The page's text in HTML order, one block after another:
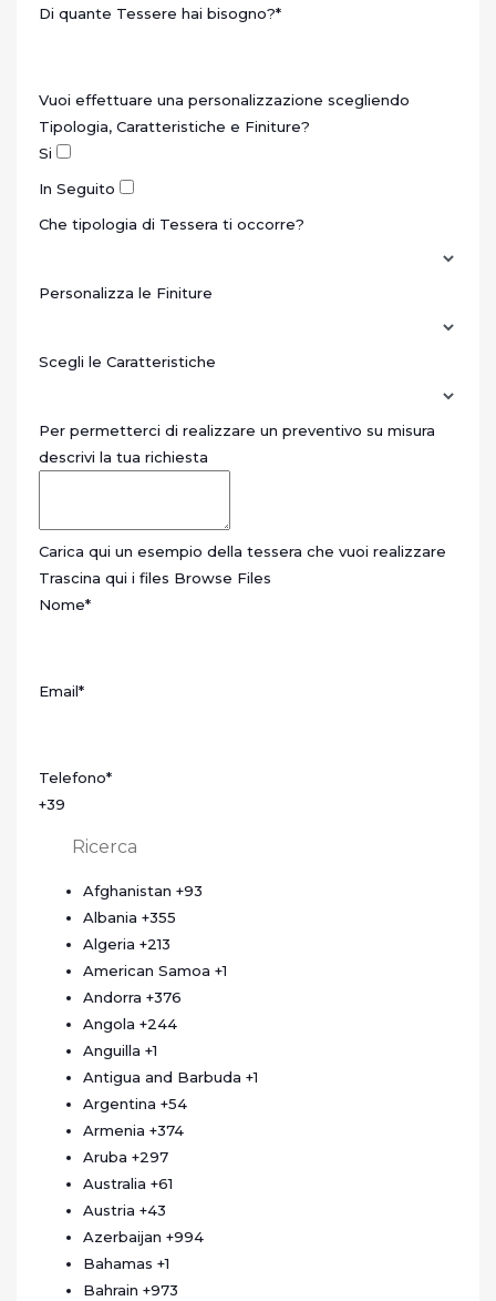
Di quante Tessere hai bisogno?*
Vuoi effettuare una personalizzazione scegliendo
Tipologia, Caratteristiche e Finiture?
Si
In Seguito
Che tipologia di Tessera ti occorre?
Personalizza le Finiture
Scegli le Caratteristiche
Per permetterci di realizzare un preventivo su misura
descrivi la tua richiesta
Carica qui un esempio della tessera che vuoi realizzare
Trascina qui i files Browse Files
Nome*
Email*
Telefono*
+39
Afghanistan +93
Albania +355
Algeria +213
American Samoa +1
Andorra +376
Angola +244
Anguilla +1
Antigua and Barbuda +1
Argentina +54
Armenia +374
Aruba +297
Australia +61
Austria +43
Azerbaijan +994
Bahamas +1
Bahrain +973